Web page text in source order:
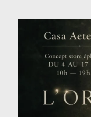
L’Orée — Du
2026